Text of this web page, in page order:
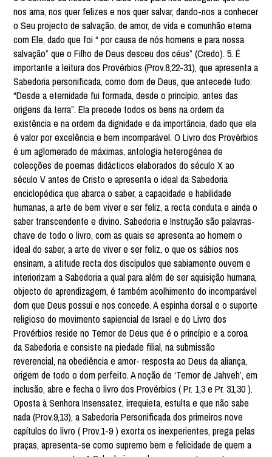
nos ama, nos quer felizes e nos quer salvar, dando-nos a conhecer
o Seu projecto de salvação, de amor, de vida e comunhão eterna
com Ele, dado que foi “ por causa de nós homens e para nossa
salvação” que o Filho de Deus desceu dos céus” (Credo). 5. É
importante a leitura dos Provérbios (Prov.8,22-31), que apresenta a
Sabedoria personificada, como dom de Deus, que antecede tudo:
“Desde a eternidade fui formada, desde o princípio, antes das
origens da terra”. Ela precede todos os bens na ordem da
existência e na ordem da dignidade e da importância, dado que ela
é valor por excelência e bem incomparável. O Livro dos Provérbios
é um aglomerado de máximas, antologia heterogénea de
colecções de poemas didácticos elaborados do século X ao
século V antes de Cristo e apresenta o ideal da Sabedoria
enciclopédica que abarca o saber, a capacidade e habilidade
humanas, a arte de bem viver e ser feliz, a recta conduta e ainda o
saber transcendente e divino. Sabedoria e Instrução são palavras-
chave de todo o livro, com as quais se apresenta ao homem o
ideal do saber, a arte de viver e ser feliz, o que os sábios nos
ensinam, a atitude recta dos discípulos que sabiamente ouvem e
interiorizam a Sabedoria a qual para além de ser aquisição humana,
objecto de aprendizagem, é também acolhimento do incomparável
dom que Deus possui e nos concede. A espinha dorsal e o suporte
religioso do movimento sapiencial de Israel e do Livro dos
Provérbios reside no Temor de Deus que é o princípio e a coroa
da Sabedoria e consiste na piedade filial, na submissão
reverencial, na obediência e amor- resposta ao Deus da aliança,
origem de todo o dom perfeito. A noção de ‘Temor de Jahveh’, em
inclusão, abre e fecha o livro dos Provérbios ( Pr. 1,3 e Pr. 31,30 ).
Oposta à Senhora Insensatez, irrequieta, estulta e que não sabe
nada (Prov.9,13), a Sabedoria Personificada dos primeiros nove
capítulos do livro ( Prov.1-9 ) exorta os inexperientes, prega pelas
praças, apresenta-se como supremo bem e felicidade de quem a